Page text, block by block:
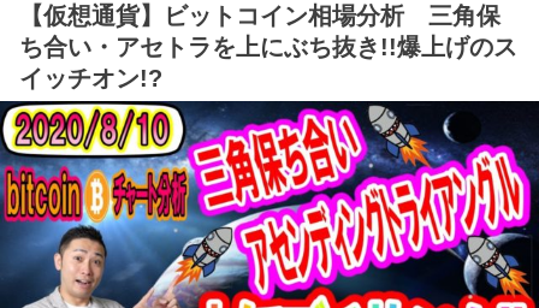
【仮想通貨】ビットコイン相場分析 三角保
ち合い・アセトラを上にぶち抜き!!爆上げのス
イッチオン!?